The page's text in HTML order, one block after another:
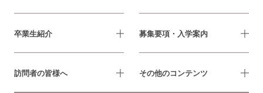
卒業生紹介 募集要項・入学案内
訪問者の皆様へ その他のコンテンツ